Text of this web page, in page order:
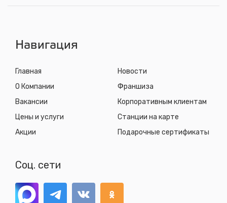
Навигация
Главная
О Компании
Вакансии
Цены и услуги
Акции
Новости
Франшиза
Корпоративным клиентам
Станции на карте
Подарочные сертификаты
Соц. сети